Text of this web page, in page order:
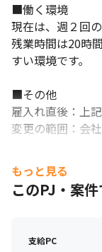
■働く環境
現在は、週２回
残業時間は20時
すい環境です。
■その他
雇入れ直後：上
変更の範囲：会
もっと見る
このPJ・案
支給PC